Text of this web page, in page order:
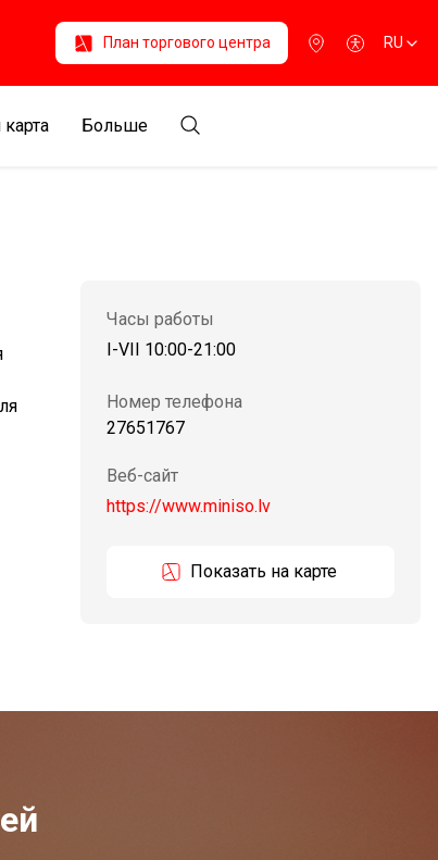
План торгового центра RU
Больше
Часы работы
I-VII 10:00-21:00
Номер телефона
27651767
Веб-сайт
https://www.miniso.lv
Показать на карте